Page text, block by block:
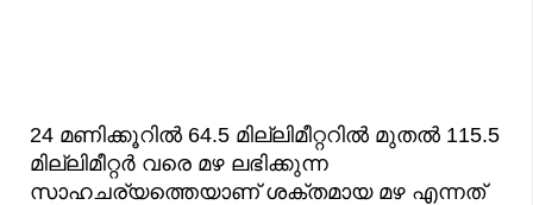
24 മണിക്കൂറിൽ 64.5 മില്ലിമീറ്ററിൽ മുതൽ 115.5
മില്ലിമീറ്റർ വരെ മഴ ലഭിക്കുന്ന
സാഹചര്യത്തെയാണ് ശക്തമായ മഴ എന്നത്